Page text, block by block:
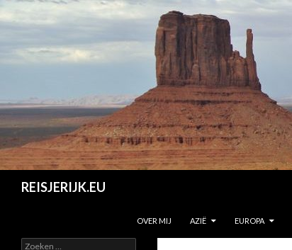
REISJERIJK.EU
OVER MIJ
AZIË EUROPA
Z